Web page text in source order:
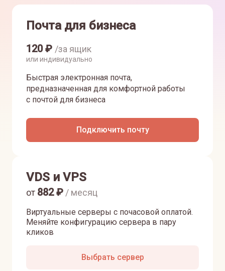
Почта для бизнеса
120₽ /за ящик
или индивидуально
Быстрая электронная почта,
предназначенная для комфортной работы
с почтой для бизнеса
Подключить почту
VDS и VPS
Виртуальные серверы с почасовой оплатой.
Меняйте конфигурацию сервера в пару
кликов
от 882₽ / месяц
Выбрать сервер